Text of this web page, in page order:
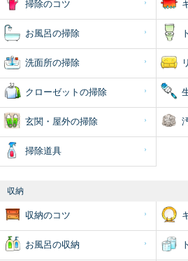
掃除のコツ
お風呂の掃除
洗面所の掃除
クローゼットの掃除
玄関・屋外の掃除
掃除道具
収納
収納のコツ
お風呂の収納